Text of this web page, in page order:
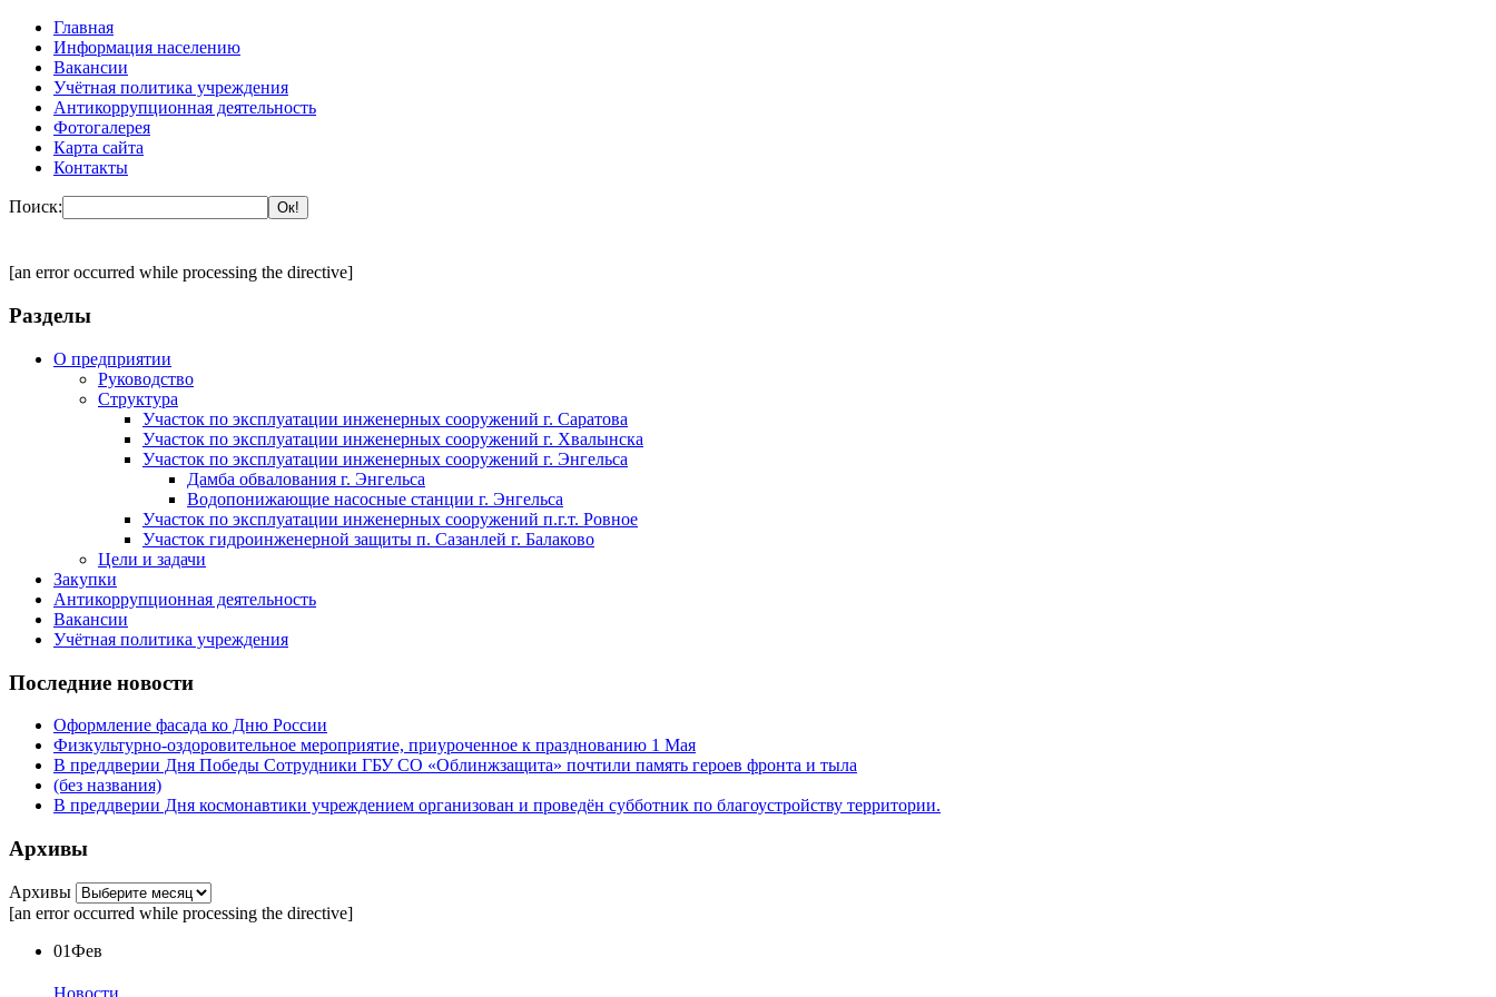
Главная
Информация населению
Вакансии
Учётная политика учреждения
Антикоррупционная деятельность
Фотогалерея
Карта сайта
Контакты
Поиск:
[an error occurred while processing the directive]
Разделы
О предприятии
Руководство
Структура
Участок по эксплуатации инженерных сооружений г. Саратова
Участок по эксплуатации инженерных сооружений г. Хвалынска
Участок по эксплуатации инженерных сооружений г. Энгельса
Дамба обвалования г. Энгельса
Водопонижающие насосные станции г. Энгельса
Участок по эксплуатации инженерных сооружений п.г.т. Ровное
Участок гидроинженерной защиты п. Сазанлей г. Балаково
Цели и задачи
Закупки
Антикоррупционная деятельность
Вакансии
Учётная политика учреждения
Последние новости
Оформление фасада ко Дню России
Физкультурно-оздоровительное мероприятие, приуроченное к празднованию 1 Мая
В преддверии Дня Победы Сотрудники ГБУ СО «Облинжзащита» почтили память героев фронта и тыла
(без названия)
В преддверии Дня космонавтики учреждением организован и проведён субботник по благоустройству территории.
Архивы
Архивы
[an error occurred while processing the directive]
01Фев
Новости